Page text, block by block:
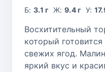
Б:3.1 г Ж: 9.4 г У:
Восхитительный
который
свежих ягод.
яркий вкус и